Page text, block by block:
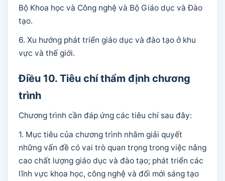
Bộ Khoa học và Công nghệ và Bộ Giáo dục và Đào
tạo.
6. Xu hướng phát triển giáo dục và đào tạo ở khu
vực và thế giới.
Điều 10. Tiêu chí thẩm định chương
trình
Chương trình cần đáp ứng các tiêu chí sau đây:
1. Mục tiêu của chương trình nhằm giải quyết
những vấn đề có vai trò quan trọng trong việc nâng
cao chất lượng giáo dục và đào tạo; phát triển các
lĩnh vực khoa học, công nghệ và đổi mới sáng tạo